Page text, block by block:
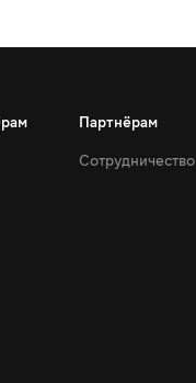
Партнёрам
Сотрудничество